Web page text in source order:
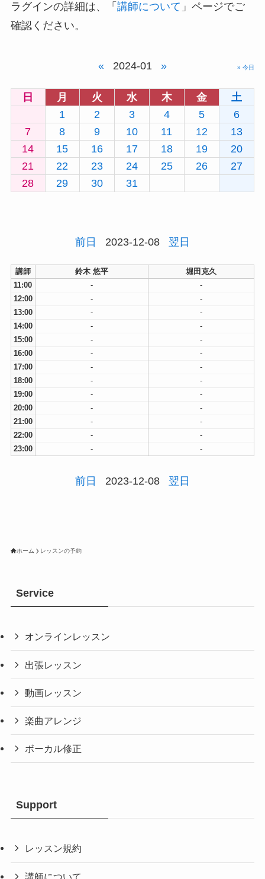
ラグインの詳細は、「 講師について 」ページでご
確認ください。
« 2024-01 » » 今日
日 月 火 水 木 金
土
1
2 3 4 5
6
7
8 9 10 11 12
13
14
15 16 17 18 19
20
21
22 23 24 25 26
27
28
29 30 31
前日 2023-12-08 翌日
講師 鈴木 悠平
堀田克久
11:00
-
-
12:00
-
-
13:00
-
-
14:00
-
-
15:00
-
-
16:00
-
-
17:00
-
-
18:00
-
-
19:00
-
-
20:00
-
-
21:00
-
-
22:00
-
-
23:00
- -
前日 2023-12-08 翌日
ホーム レッスンの予約
Service
オンラインレッスン
出張レッスン
動画レッスン
楽曲アレンジ
ボーカル修正
Support
レッスン規約
講師について